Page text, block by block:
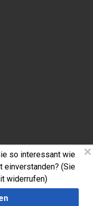
so interessant wie
einverstanden? (Sie
widerrufen)